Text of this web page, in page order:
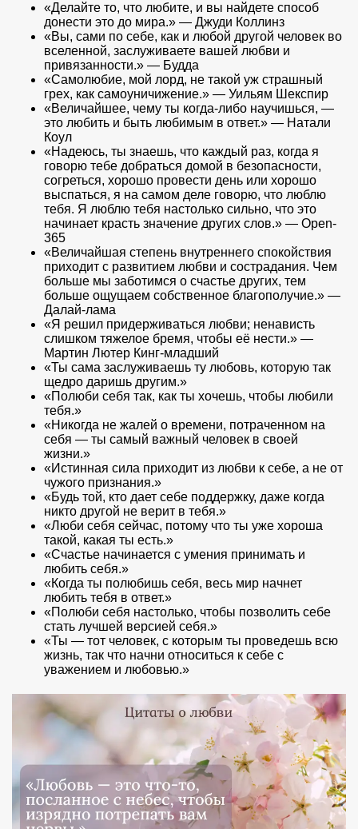
«Делайте то, что любите, и вы найдете способ
донести это до мира.» — Джуди Коллинз
«Вы, сами по себе, как и любой другой человек во
вселенной, заслуживаете вашей любви и
привязанности.» — Будда
«Самолюбие, мой лорд, не такой уж страшный
грех, как самоуничижение.» — Уильям Шекспир
«Величайшее, чему ты когда-либо научишься, —
это любить и быть любимым в ответ.» — Натали
Коул
«Надеюсь, ты знаешь, что каждый раз, когда я
говорю тебе добраться домой в безопасности,
согреться, хорошо провести день или хорошо
выспаться, я на самом деле говорю, что люблю
тебя. Я люблю тебя настолько сильно, что это
начинает красть значение других слов.» — Open-
365
«Величайшая степень внутреннего спокойствия
приходит с развитием любви и сострадания. Чем
больше мы заботимся о счастье других, тем
больше ощущаем собственное благополучие.» —
Далай-лама
«Я решил придерживаться любви; ненависть
слишком тяжелое бремя, чтобы её нести.» —
Мартин Лютер Кинг-младший
«Ты сама заслуживаешь ту любовь, которую так
щедро даришь другим.»
«Полюби себя так, как ты хочешь, чтобы любили
тебя.»
«Никогда не жалей о времени, потраченном на
себя — ты самый важный человек в своей
жизни.»
«Истинная сила приходит из любви к себе, а не от
чужого признания.»
«Будь той, кто дает себе поддержку, даже когда
никто другой не верит в тебя.»
«Люби себя сейчас, потому что ты уже хороша
такой, какая ты есть.»
«Счастье начинается с умения принимать и
любить себя.»
«Когда ты полюбишь себя, весь мир начнет
любить тебя в ответ.»
«Полюби себя настолько, чтобы позволить себе
стать лучшей версией себя.»
«Ты — тот человек, с которым ты проведешь всю
жизнь, так что начни относиться к себе с
уважением и любовью.»